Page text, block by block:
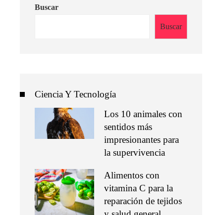
Buscar
Buscar
Ciencia Y Tecnología
Los 10 animales con
sentidos más
impresionantes para
la supervivencia
Alimentos con
vitamina C para la
reparación de tejidos